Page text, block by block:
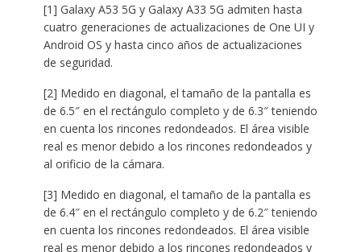
[1] Galaxy A53 5G y Galaxy A33 5G admiten hasta
cuatro generaciones de actualizaciones de One UI y
Android OS y hasta cinco años de actualizaciones
de seguridad.
[2] Medido en diagonal, el tamaño de la pantalla es
de 6.5″ en el rectángulo completo y de 6.3″ teniendo
en cuenta los rincones redondeados. El área visible
real es menor debido a los rincones redondeados y
al orificio de la cámara.
[3] Medido en diagonal, el tamaño de la pantalla es
de 6.4″ en el rectángulo completo y de 6.2″ teniendo
en cuenta los rincones redondeados. El área visible
real es menor debido a los rincones redondeados y